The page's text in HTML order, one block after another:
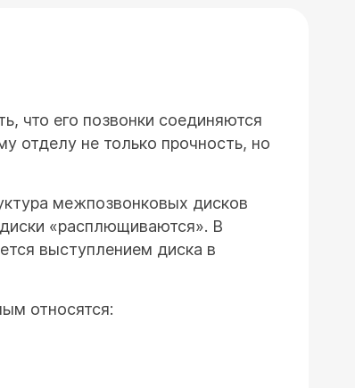
что его позвонки соединяются
отделу не только прочность, но
межпозвонковых дисков
«расплющиваются». В
выступлением диска в
относятся: